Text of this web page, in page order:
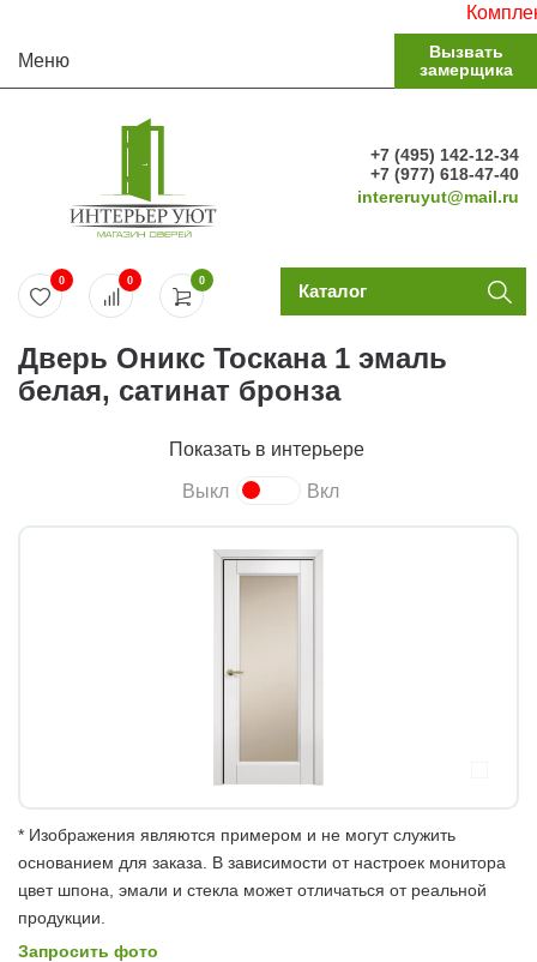
Меню
Вызвать
замерщика
+7 (495) 142-12-34
+7 (977) 618-47-40
intereruyut@mail.ru
0
0 0 Каталог
Дверь Оникс Тоскана 1 эмаль
белая, сатинат бронза
Показать в интерьере
Выкл Вкл
* Изображения являются примером и не могут служить
основанием для заказа. В зависимости от настроек монитора
цвет шпона, эмали и стекла может отличаться от реальной
продукции.
Запросить фото